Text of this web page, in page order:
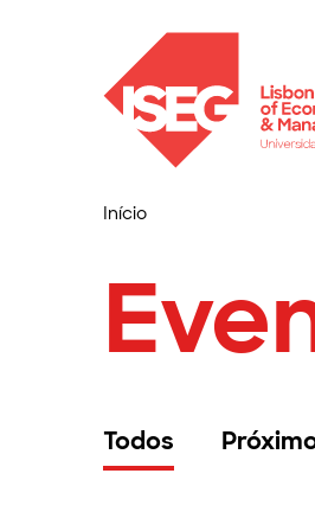
Início
Todos